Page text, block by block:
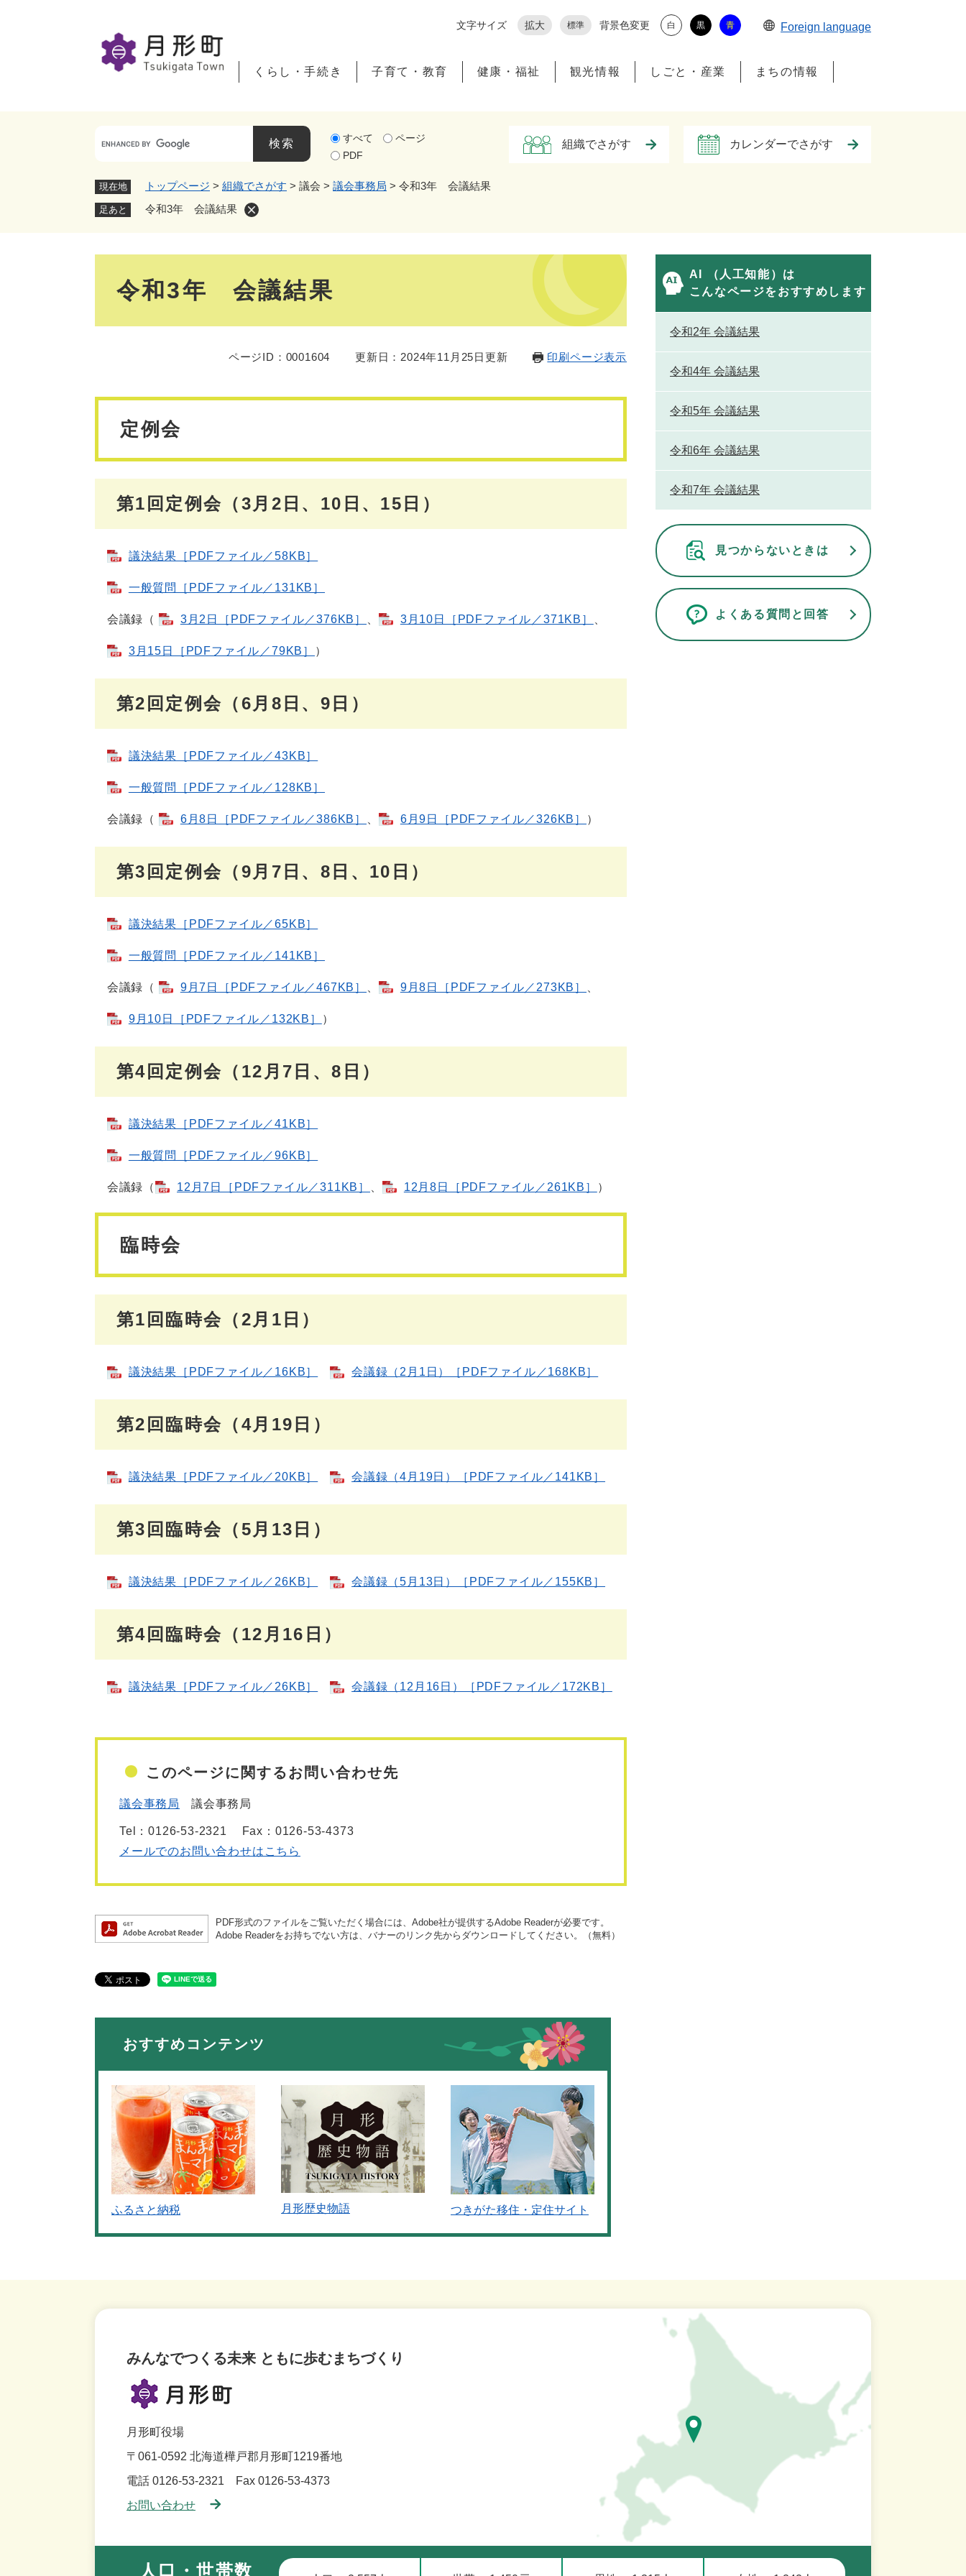
文字サイズ
拡大 標準 背景色変更 白 黒 青 Foreign language
くらし・手続き 子育て・教育 健康・福祉 観光情報 しごと・産業 まちの情報
すべて
ページ
PDF
組織でさがす カレンダーでさがす
現在地 トップページ > 組織でさがす > 議会 > 議会事務局 > 令和3年 会議結果
足あと 令和3年 会議結果
令和3年 会議結果
ページID：0001604 更新日：2024年11月25日更新 印刷ページ表示
定例会
第1回定例会（3月2日、10日、15日）
議決結果［PDFファイル／58KB］
一般質問［PDFファイル／131KB］
会議録（ 3月2日［PDFファイル／376KB］ 3月10日［PDFファイル／371KB］
3月15日［PDFファイル／79KB］ ）
第2回定例会（6月8日、9日）
議決結果［PDFファイル／43KB］
一般質問［PDFファイル／128KB］
会議録（ 6月8日［PDFファイル／386KB］ 6月9日［PDFファイル／326KB］ ）
第3回定例会（9月7日、8日、10日）
議決結果［PDFファイル／65KB］
一般質問［PDFファイル／141KB］
会議録（ 9月7日［PDFファイル／467KB］ 9月8日［PDFファイル／273KB］
9月10日［PDFファイル／132KB］ ）
第4回定例会（12月7日、8日）
議決結果［PDFファイル／41KB］
一般質問［PDFファイル／96KB］
会議録（ 12月7日［PDFファイル／311KB］ 12月8日［PDFファイル／261KB］ ）
臨時会
第1回臨時会（2月1日）
議決結果［PDFファイル／16KB］ 会議録（2月1日）［PDFファイル／168KB］
第2回臨時会（4月19日）
議決結果［PDFファイル／20KB］ 会議録（4月19日）［PDFファイル／141KB］
第3回臨時会（5月13日）
議決結果［PDFファイル／26KB］ 会議録（5月13日）［PDFファイル／155KB］
第4回臨時会（12月16日）
議決結果［PDFファイル／26KB］ 会議録（12月16日）［PDFファイル／172KB］
このページに関するお問い合わせ先
議会事務局 議会事務局
Tel：0126-53-2321
Fax：0126-53-4373
メールでのお問い合わせはこちら
PDF形式のファイルをご覧いただく場合には、Adobe社が提供するAdobe Readerが必要です。
Adobe Readerをお持ちでない方は、バナーのリンク先からダウンロードしてください。（無料）
AI （人工知能）は
こんなページをおすすめします
令和2年 会議結果
令和4年 会議結果
令和5年 会議結果
令和6年 会議結果
令和7年 会議結果
見つからないときは
よくある質問と回答
おすすめコンテンツ
ふるさと納税 月形歴史物語 つきがた移住・定住サイト
みんなでつくる未来 ともに歩むまちづくり
月形町役場
〒061-0592 北海道樺戸郡月形町1219番地
電話 0126-53-2321
Fax 0126-53-4373
お問い合わせ
人口・世帯数